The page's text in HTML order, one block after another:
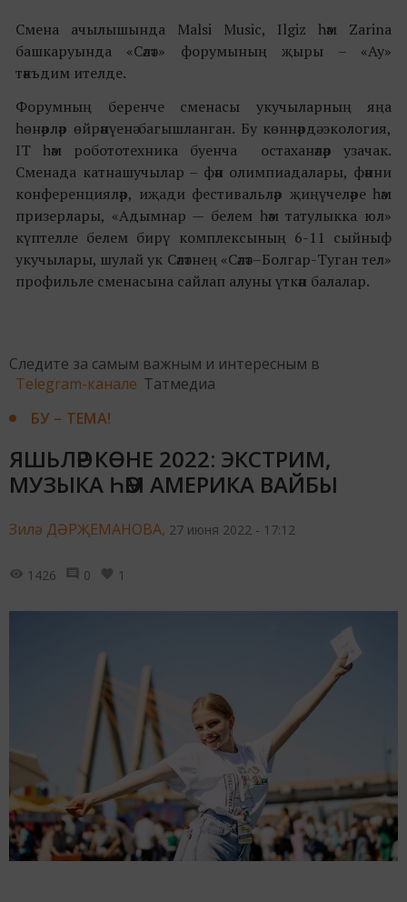
Смена ачылышында Malsi Music, Ilgiz һәм Zarina
башкаруында «Сәләт» форумының җыры – «Ау»
тәкъдим ителде.
Форумның беренче сменасы укучыларның яңа
һөнәрләр өйрәнүенә багышланган. Бу көннәрдә экология,
IT һәм робототехника буенча остаханәләр узачак.
Сменада катнашучылар – фән олимпиадалары, фәнни
конференцияләр, иҗади фестивальләр җиңүчеләре һәм
призерлары, «Адымнар — белем һәм татулыкка юл»
күптелле белем бирү комплексының 6-11 сыйныф
укучылары, шулай ук Сәләтнең «Сәләт–Болгар-Туган тел»
профильле сменасына сайлап алуны үткән балалар.
Следите за самым важным и интересным в
Telegram-канале Татмедиа
БУ – ТЕМА!
ЯШЬЛӘР КӨНЕ 2022: ЭКСТРИМ,
МУЗЫКА ҺӘМ АМЕРИКА ВАЙБЫ
Зилә ДӘРҖЕМАНОВА, 27 июня 2022 - 17:12
1426 0 1